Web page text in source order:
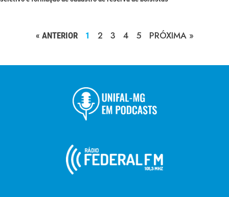
« ANTERIOR 1 2 3 4 5 PRÓXIMA »